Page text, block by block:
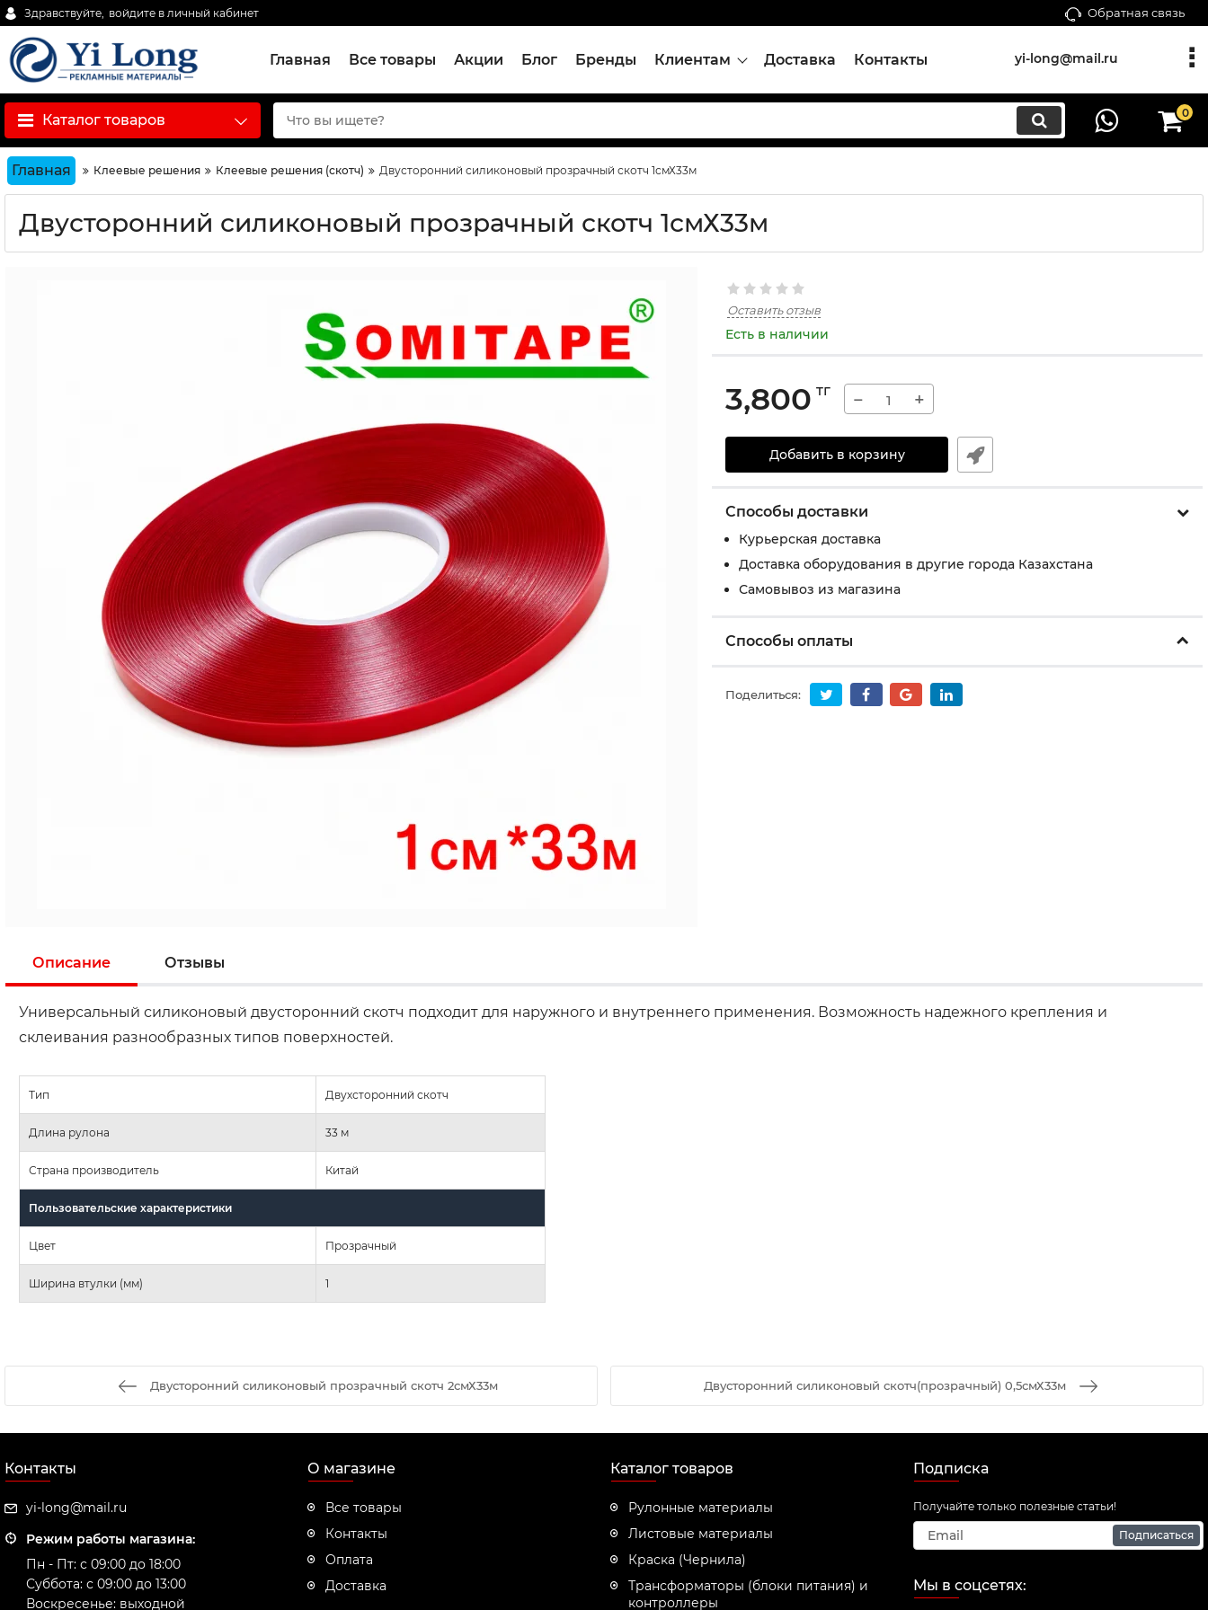
Здравствуйте, войдите в личный кабинет Обратная связь
Главная Все товары Акции Блог Бренды Клиентам Доставка Контакты yi-long@mail.ru
Каталог товаров 0
Главная Клеевые решения Клеевые решения (скотч) Двусторонний силиконовый прозрачный скотч 1смХ33м
Двусторонний силиконовый прозрачный скотч 1смХ33м
Оставить отзыв
Есть в наличии
3,800 тг − +
Добавить в корзину
Способы доставки
Курьерская доставка
Доставка оборудования в другие города Казахстана
Самовывоз из магазина
Способы оплаты
Поделиться:
Описание Отзывы
Универсальный силиконовый двусторонний скотч подходит для наружного и внутреннего применения. Возможность надежного крепления и
склеивания разнообразных типов поверхностей.
Тип Двухсторонний скотч
Длина рулона 33 м
Страна производитель Китай
Пользовательские характеристики
Цвет Прозрачный
Ширина втулки (мм) 1
Двусторонний силиконовый прозрачный скотч 2смХ33м Двусторонний силиконовый скотч(прозрачный) 0,5смХ33м
Контакты
yi-long@mail.ru
Режим работы магазина:
Пн - Пт: с 09:00 до 18:00
Суббота: с 09:00 до 13:00
Воскресенье: выходной
О магазине
Все товары
Контакты
Оплата
Доставка
Каталог товаров
Рулонные материалы
Листовые материалы
Краска (Чернила)
Трансформаторы (блоки питания) и
контроллеры
Подписка
Получайте только полезные статьи!
Подписаться
Мы в соцсетях: